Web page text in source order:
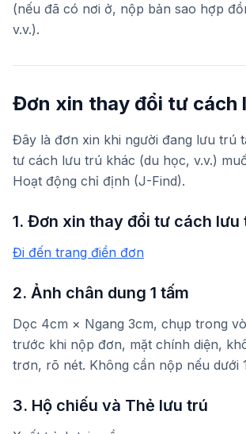
(nếu đã có nơi ở, nộp bản sao hợp
v.v.).
Đơn xin thay đổi tư cách
Đây là đơn xin khi người đang lưu trú
tư cách lưu trú khác (du học, v.v.)
Hoạt động chỉ định (J-Find).
1. Đơn xin thay đổi tư cách lưu
Đi đến trang điền đơn
2. Ảnh chân dung 1 tấm
Dọc 4cm × Ngang 3cm, chụp trong
trước khi nộp đơn, mặt chính diện,
trơn, rõ nét. Không cần nộp nếu dưới
3. Hộ chiếu và Thẻ lưu trú